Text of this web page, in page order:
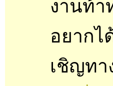
งานท้า
อยากไ
เชิญทา